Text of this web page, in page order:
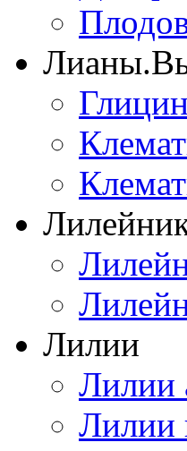
Лилии
Лилии
Лилии